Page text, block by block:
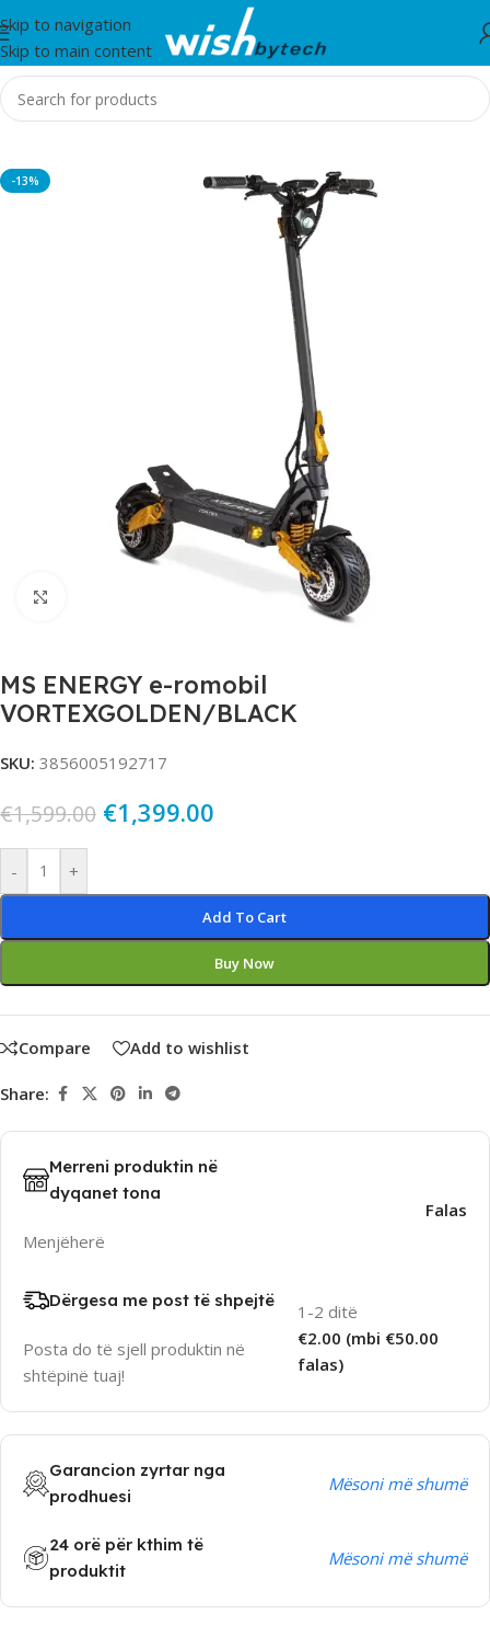
Skip to navigation
Skip to main content
Home/MS
-13%
MS ENERGY e-romobil
VORTEXGOLDEN/BLACK
SKU: 3856005192717
€1,599.00 €1,399.00
- +
Add To Cart
Buy Now
Alternative:
Compare Add to wishlist
Share:
Merreni produktin në
dyqanet tona
Menjëherë
Falas
Dërgesa me post të shpejtë
Posta do të sjell produktin në
shtëpinë tuaj!
1-2 ditë
€2.00 (mbi €50.00
falas)
Garancion zyrtar nga
prodhuesi
Mësoni më shumë
24 orë për kthim të
produktit
Mësoni më shumë